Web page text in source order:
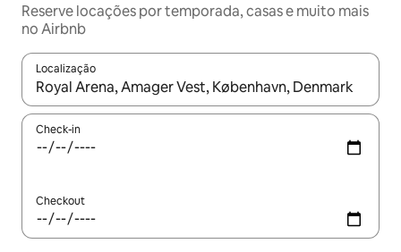
Reserve locações por temporada, casas e muito mais
no Airbnb
Localização
Quando os resultados estiverem disponíveis, explore-os
Check-in
Checkout